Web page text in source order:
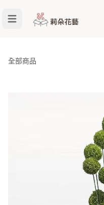
全部商品